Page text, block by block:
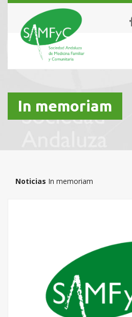
In memoriam
Noticias In memoriam